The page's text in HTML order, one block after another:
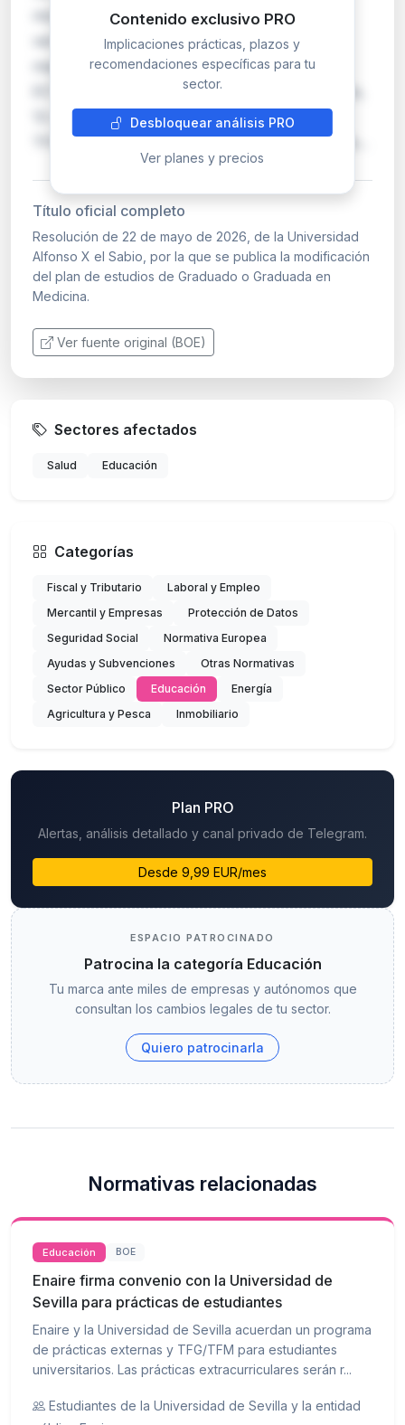
modificación oficial de su Grado en Medicina,
verificada por la Fundación Madri+d el 12 de
mayo de 2026. El plan totaliza 360 créditos
ECTS: 94 de formación básica, 194 obligatorios,
12 optativos, 54 de prácticas externas y 6 de
TFG. Destaca la incorporación de la asignatura…
Contenido exclusivo PRO
Implicaciones prácticas, plazos y
recomendaciones específicas para tu
sector.
Desbloquear análisis PRO
Ver planes y precios
Título oficial completo
Resolución de 22 de mayo de 2026, de la Universidad
Alfonso X el Sabio, por la que se publica la modificación
del plan de estudios de Graduado o Graduada en
Medicina.
Ver fuente original (BOE)
Sectores afectados
Salud Educación
Categorías
Fiscal y Tributario
Laboral y Empleo
Mercantil y Empresas
Protección de Datos
Seguridad Social
Normativa Europea
Ayudas y Subvenciones
Otras Normativas
Sector Público
Educación
Energía
Agricultura y Pesca
Inmobiliario
Plan PRO
Alertas, análisis detallado y canal privado de Telegram.
Desde 9,99 EUR/mes
ESPACIO PATROCINADO
Patrocina la categoría Educación
Tu marca ante miles de empresas y autónomos que
consultan los cambios legales de tu sector.
Quiero patrocinarla
Normativas relacionadas
Educación BOE
Enaire firma convenio con la Universidad de
Sevilla para prácticas de estudiantes
Enaire y la Universidad de Sevilla acuerdan un programa
de prácticas externas y TFG/TFM para estudiantes
universitarios. Las prácticas extracurriculares serán r...
Estudiantes de la Universidad de Sevilla y la entidad